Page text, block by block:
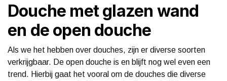
Douche met glazen wand
en de open douche
Als we het hebben over douches, zijn er diverse soorten
verkrijgbaar. De open douche is en blijft nog wel even een
trend. Hierbij gaat het vooral om de douches die diverse